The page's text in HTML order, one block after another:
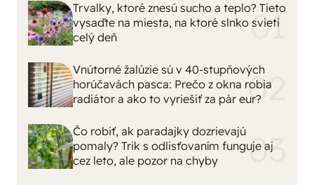
Trvalky, ktoré znesú sucho a teplo? Tieto
vysaďte na miesta, na ktoré slnko svieti
celý deň
Vnútorné žalúzie sú v 40-stupňových
horúčavách pasca: Prečo z okna robia
radiátor a ako to vyriešiť za pár eur?
Čo robiť, ak paradajky dozrievajú
pomaly? Trik s odlisťovaním funguje aj
cez leto, ale pozor na chyby